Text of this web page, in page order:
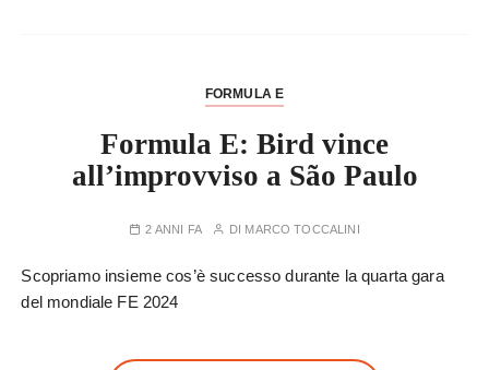
FORMULA E
Formula E: Bird vince
all’improvviso a São Paulo
2 ANNI FA DI MARCO TOCCALINI
Scopriamo insieme cos’è successo durante la quarta gara
del mondiale FE 2024